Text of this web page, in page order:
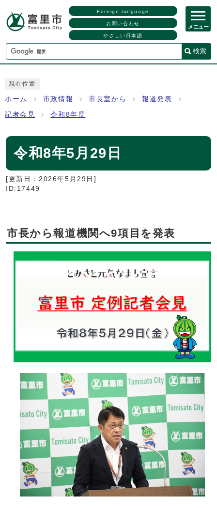
Foreign language
お問い合わせ
やさしい日本語
検索
メニュー
現在位置
ホーム 市政情報 市長室から 報道発表
記者会見 令和8年度
令和8年5月29日
[更新日： 2026年5月29日 ]
ID:17449
市長から報道機関へ9項目を発表